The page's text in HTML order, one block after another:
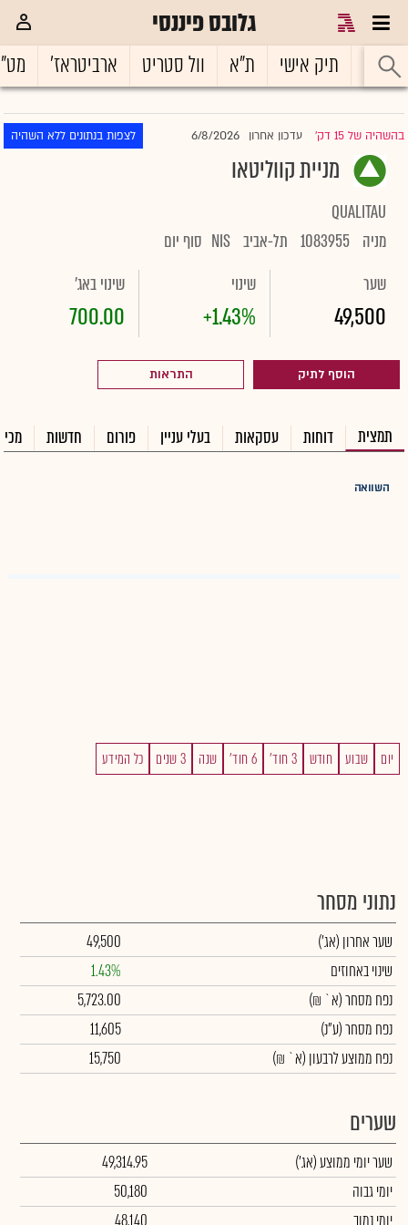
גלובס פיננסי
ראשי תיק אישי ת"א וול סטריט ארביטראז'
בהשהיה של 15 דק' |עדכון אחרון 6/8/2026 לצפות בנתונים ללא השהיה
מניית קווליטאו
QUALITAU
מניה 1083955 תל-אביב NIS סוף יום
שער
49,500
שינוי
+1.43%
שינוי באג'
700.00
הוסף לתיק התראות
תמצית דוחות עסקאות בעלי עניין פורום חדשות
השוואה
יום שבוע חודש 3 חוד' 6 חוד' שנה 3 שנים כל המידע
נתוני מסחר
שער אחרון (אג')
49,500
שינוי באחוזים
1.43%
נפח מסחר(א` ₪)
5,723.00
נפח מסחר(ע"נ)
11,605
נפח ממוצע לרבעון (א` ₪)
15,750
שערים
שער יומי ממוצע(אג')
49,314.95
יומי גבוה
50,180